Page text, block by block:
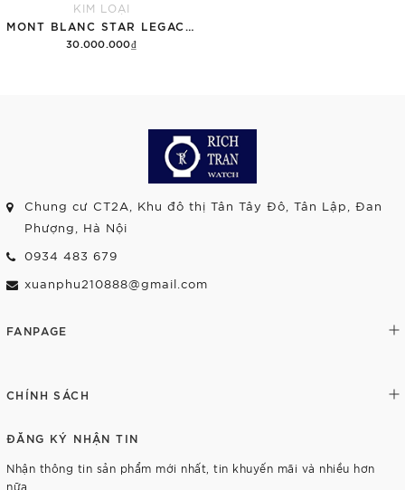
KIM LOẠI
30.000.000₫
Chung cư CT2A, Khu đô thị Tân Tây Đô, Tân Lập, Đan
Phượng, Hà Nội
0934 483 679
xuanphu210888@gmail.com
FANPAGE
CHÍNH SÁCH
ĐĂNG KÝ NHẬN TIN
Nhận thông tin sản phẩm mới nhất, tin khuyến mãi và nhiều hơn
nữa.